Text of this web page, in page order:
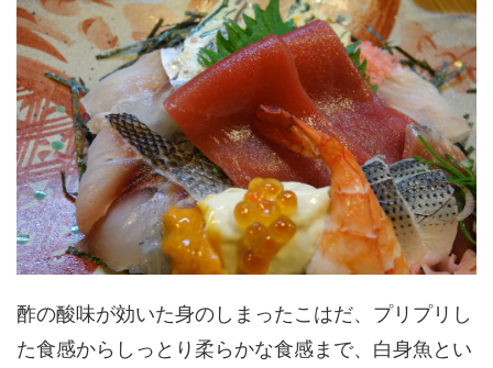
酢の酸味が効いた身のしまったこはだ、プリプリし
た食感からしっとり柔らかな食感まで、白身魚とい